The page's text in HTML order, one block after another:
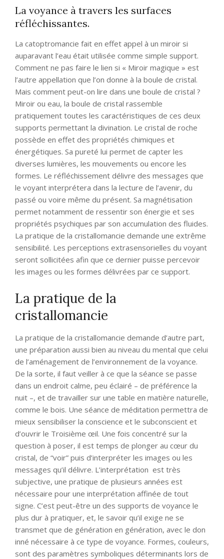
La voyance à travers les surfaces
réfléchissantes.
La catoptromancie fait en effet appel à un miroir si
auparavant l’eau était utilisée comme simple support.
Comment ne pas faire le lien si « Miroir magique » est
l’autre appellation que l’on donne à la boule de cristal.
Mais comment peut-on lire dans une boule de cristal ?
Miroir ou eau, la boule de cristal rassemble
pratiquement toutes les caractéristiques de ces deux
supports permettant la divination. Le cristal de roche
possède en effet des propriétés chimiques et
énergétiques. Sa pureté lui permet de capter les
diverses lumières, les mouvements ou encore les
formes. Le réfléchissement délivre des messages que
le voyant interprétera dans la lecture de l’avenir, du
passé ou voire même du présent. Sa magnétisation
permet notamment de ressentir son énergie et ses
propriétés psychiques par son accumulation des fluides.
La pratique de la cristallomancie demande une extrême
sensibilité. Les perceptions extrasensorielles du voyant
seront sollicitées afin que ce dernier puisse percevoir
les images ou les formes délivrées par ce support.
La pratique de la
cristallomancie
La pratique de la cristallomancie demande d’autre part,
une préparation aussi bien au niveau du mental que celui
de l’aménagement de l’environnement de la voyance.
De la sorte, il faut veiller à ce que la séance se passe
dans un endroit calme, peu éclairé – de préférence la
nuit –, et de travailler sur une table en matière naturelle,
comme le bois. Une séance de méditation permettra de
mieux sensibiliser la conscience et le subconscient et
d’ouvrir le Troisième œil. Une fois concentré sur la
question à poser, il est temps de plonger au cœur du
cristal, de “voir” puis d’interpréter les images ou les
messages qu’il délivre. L’interprétation est très
subjective, une pratique de plusieurs années est
nécessaire pour une interprétation affinée de tout
signe. C’est peut-être un des supports de voyance le
plus dur à pratiquer, et, le savoir qu’il exige ne se
transmet que de génération en génération, avec le don
inné nécessaire à ce type de voyance. Formes, couleurs,
sont des paramètres symboliques déterminants lors de